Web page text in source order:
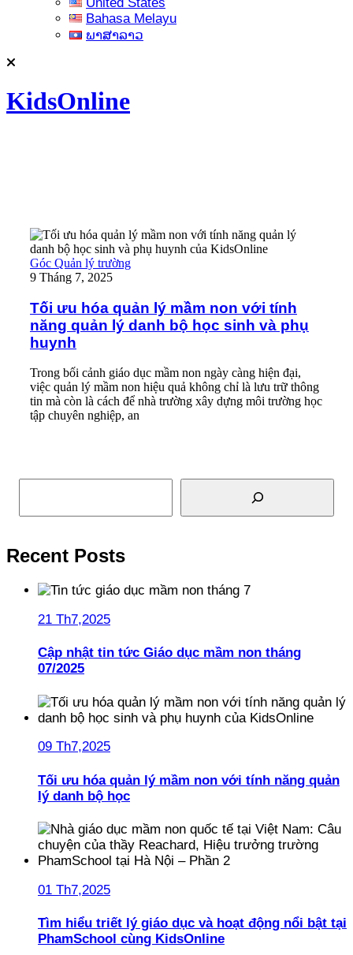
Bahasa Melayu
ພາສາລາວ
KidsOnline
Tối ưu hóa quản lý mầm non với tính năng quản lý danh bộ học
Góc Quản lý trường
9 Tháng 7, 2025
Tối ưu hóa quản lý mầm non với tính
năng quản lý danh bộ học sinh và phụ
huynh
Trong bối cảnh giáo dục mầm non ngày càng hiện đại,
việc quản lý mầm non hiệu quả không chỉ là lưu trữ thông
tin mà còn là cách để nhà trường xây dựng môi trường học
tập chuyên nghiệp, an
Tìm kiếm
Recent Posts
21 Th7,2025
Cập nhật tin tức Giáo dục mầm non tháng
07/2025
09 Th7,2025
Tối ưu hóa quản lý mầm non với tính năng quản
lý danh bộ học
01 Th7,2025
Tìm hiểu triết lý giáo dục và hoạt động nổi bật tại
PhamSchool cùng KidsOnline